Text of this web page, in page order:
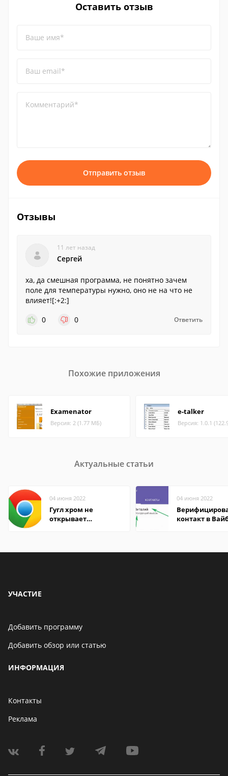
Оставить отзыв
Ваше имя*
Ваш email*
Комментарий*
Отправить отзыв
Отзывы
11 лет назад
Сергей
ха, да смешная программа, не понятно зачем
поле для температуры нужно, оно не на что не
влияет![:+2:]
0
0 Ответить
Похожие приложения
Examenator
Версия: 2 (1.77 МБ)
e-talker
Версия: 1.0.1
Актуальные статьи
04 июня 2022
Гугл хром не
открывает
04 июня 2022
контакт в
УЧАСТИЕ
Добавить программу
Добавить обзор или статью
ИНФОРМАЦИЯ
Контакты
Реклама